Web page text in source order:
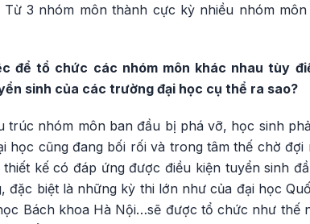
Từ 3 nhóm môn thành cực kỳ nhiều nhóm
để tổ chức các nhóm môn khác nhau tùy
sinh của các trường đại học cụ thể ra sao?
trúc nhóm môn ban đầu bị phá vỡ, học sinh
học cũng đang bối rối và trong tâm thế chờ
kế có đáp ứng được điều kiện tuyển sinh
đặc biệt là những kỳ thi lớn như của đại học
Bách khoa Hà Nội…sẽ được tổ chức như thế